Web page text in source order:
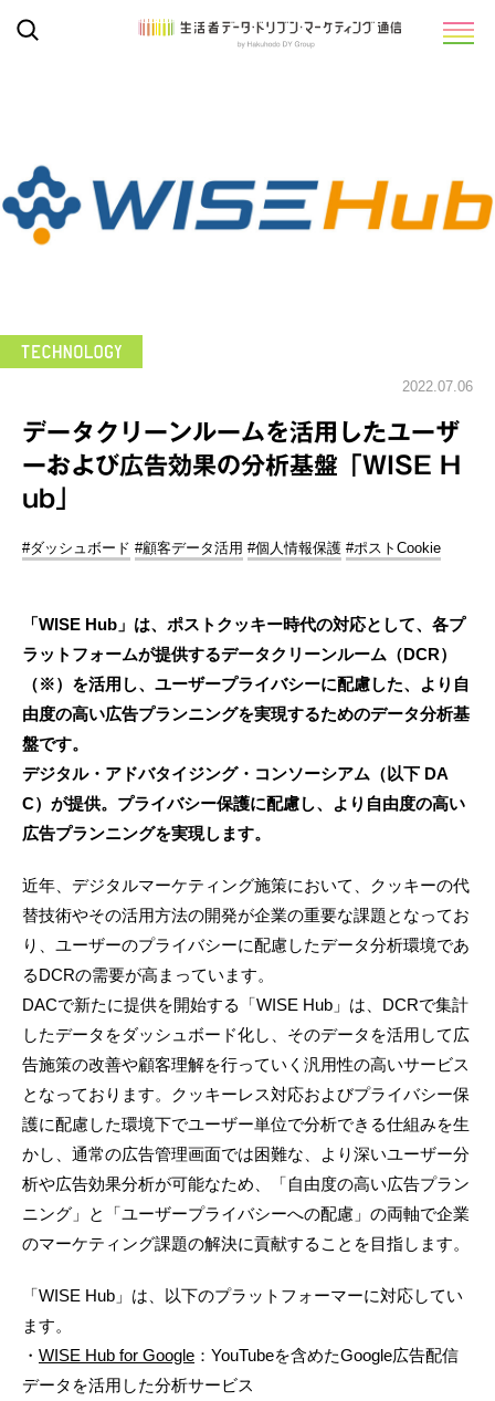
2022.07.06
データクリーンルームを活用したユーザ
ーおよび広告効果の分析基盤「WISE H
ub」
#ダッシュボード #顧客データ活用 #個人情報保護 #ポストCookie
「WISE Hub」は、ポストクッキー時代の対応として、各プ
ラットフォームが提供するデータクリーンルーム（DCR）
（※）を活用し、ユーザープライバシーに配慮した、より自
由度の高い広告プランニングを実現するためのデータ分析基
盤です。
デジタル・アドバタイジング・コンソーシアム（以下 DA
C）が提供。プライバシー保護に配慮し、より自由度の高い
広告プランニングを実現します。
近年、デジタルマーケティング施策において、クッキーの代
替技術やその活用方法の開発が企業の重要な課題となってお
り、ユーザーのプライバシーに配慮したデータ分析環境であ
るDCRの需要が高まっています。
DACで新たに提供を開始する「WISE Hub」は、DCRで集計
したデータをダッシュボード化し、そのデータを活用して広
告施策の改善や顧客理解を行っていく汎用性の高いサービス
となっております。クッキーレス対応およびプライバシー保
護に配慮した環境下でユーザー単位で分析できる仕組みを生
かし、通常の広告管理画面では困難な、より深いユーザー分
析や広告効果分析が可能なため、「自由度の高い広告プラン
ニング」と「ユーザープライバシーへの配慮」の両軸で企業
のマーケティング課題の解決に貢献することを目指します。
「WISE Hub」は、以下のプラットフォーマーに対応してい
ます。
・ WISE Hub for Google ：YouTubeを含めたGoogle広告配信
データを活用した分析サービス